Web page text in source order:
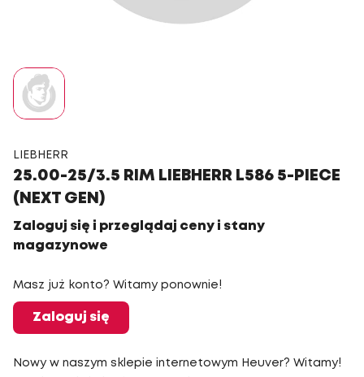
LIEBHERR
25.00-25/3.5 RIM LIEBHERR L586 5-PIECE
(NEXT GEN)
Zaloguj się i przeglądaj ceny i stany
magazynowe
Masz już konto? Witamy ponownie!
Zaloguj się
Nowy w naszym sklepie internetowym Heuver? Witamy!